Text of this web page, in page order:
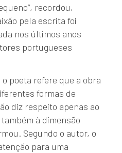
recordou,
pela escrita foi
nos últimos anos
portugueses
poeta refere que a obra
formas de
diz respeito apenas ao
à dimensão
Segundo o autor, o
para uma